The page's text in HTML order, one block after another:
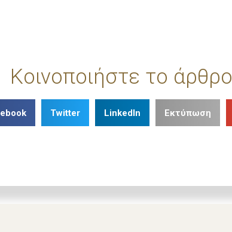
Κοινοποιήστε το άρθρο
Twitter LinkedIn Εκτύπωση